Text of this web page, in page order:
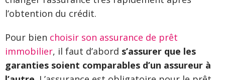
l’obtention du crédit.
Pour bien choisir son assurance de prêt
immobilier, il faut d’abord s’assurer que les
garanties soient comparables d’un assureur à